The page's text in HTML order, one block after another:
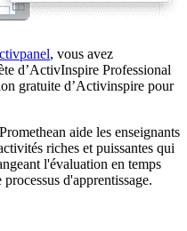
, vous avez
d’ActivInspire Professional
gratuite d’Activinspire pour
aide les enseignants
riches et puissantes qui
l'évaluation en temps
d'apprentissage.